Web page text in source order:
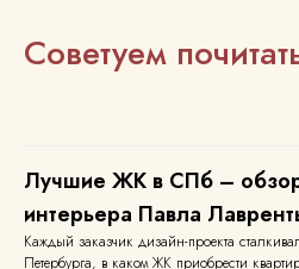
Советуем
Лучшие ЖК в СПб –
интерьера Павла
Каждый заказчик дизайн-проекта
Петербурга, в каком ЖК приобрести